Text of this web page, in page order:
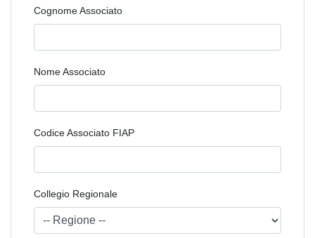
Cognome Associato
Nome Associato
Codice Associato FIAP
Collegio Regionale